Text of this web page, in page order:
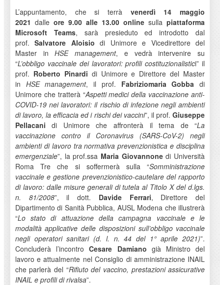
L’appuntamento, che si terrà venerdì 14 maggio
2021 dalle ore 9.00 alle 13.00 online sullapiattaforma
Microsoft Teams, sarà presieduto ed introdotto dal
prof.Salvatore Aloisiodi Unimore e Vicedirettore del
Master inHSE management, e vedrà intervenire su
“L’obbligo vaccinale dei lavoratori: profili costituzionalistici” il
prof. Roberto Pinardi di Unimore e Direttore del Master
in HSE management, il prof. Fabriziomaria Gobba di
Unimore che tratterà “Aspetti medici della vaccinazione anti-
COVID-19 nei lavoratori: il rischio di infezione negli ambienti
di lavoro, la efficacia ed i rischi dei vaccini”, il prof.Giuseppe
Pellacani di Unimore che affronterà il tema de “La
vaccinazione contro il Coronavirus (SARS-CoV-2) negli
ambienti di lavoro tra normativa prevenzionistica e disciplina
emergenziale”, la prof.ssa Maria Giovannonedi Università
Roma Tre che si soffermerà sulla “Somministrazione
vaccinale e gestione prevenzionistico-cautelare del rapporto
di lavoro: dalle misure generali di tutela al Titolo X del d.lgs.
n. 81/2008”, il dott. Davide Ferrari, Direttore del
Dipartimento di Sanità Pubblica, AUSL Modena che illustrerà
“Lo stato di attuazione della campagna vaccinale e le
modalità applicative delle disposizioni sull’obbligo vaccinale
negli operatori sanitari (d. l. n. 44 del 1° aprile 2021)”.
Concluderà l’incontroCesare Damiano già Ministro del
lavoro e attualmente nel Consiglio di amministrazione INAIL
che parlerà del “Rifiuto del vaccino, prestazioni assicurative
INAIL e profili di rivalsa”.